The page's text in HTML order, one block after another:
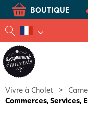
BOUTIQUE
Vivre à Cholet >
Commerces, Services,